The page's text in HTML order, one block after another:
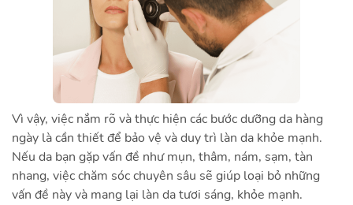
Vì vậy, việc nắm rõ và thực hiện các bước dưỡng da hàng
ngày là cần thiết để bảo vệ và duy trì làn da khỏe mạnh.
Nếu da bạn gặp vấn đề như mụn, thâm, nám, sạm, tàn
nhang, việc chăm sóc chuyên sâu sẽ giúp loại bỏ những
vấn đề này và mang lại làn da tươi sáng, khỏe mạnh.